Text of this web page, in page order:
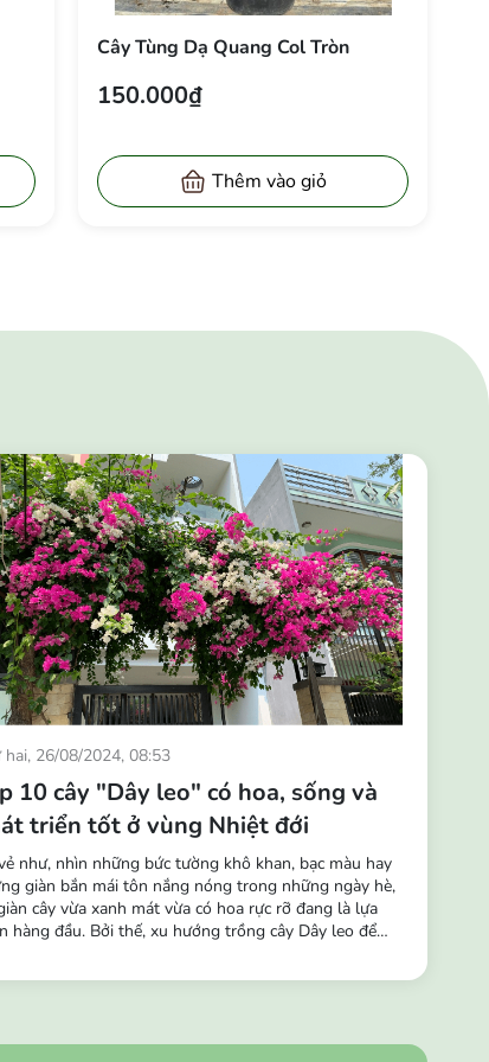
Cây Tùng Dạ Quang Col Tròn
150.000₫
Thêm vào giỏ
hai, 26/08/2024, 08:53
10 cây "Dây leo" có hoa, sống và
triển tốt ở vùng Nhiệt đới
như, nhìn những bức tường khô khan, bạc màu hay
giàn bắn mái tôn nắng nóng trong những ngày hè,
cây vừa xanh mát vừa có hoa rực rỡ đang là lựa
hàng đầu. Bởi thế, xu hướng trồng cây Dây leo để
Những chùm hoa buông rủ leo tường, hàng rào, ban